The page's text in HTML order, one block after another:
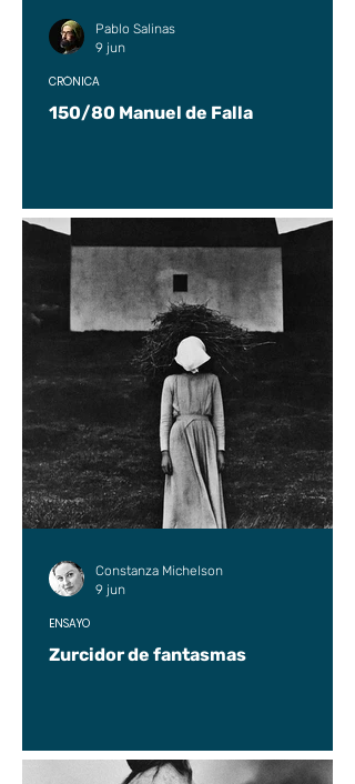
150/80 Manuel de Falla
CRÓNICA
Pablo Salinas
9 jun
Zurcidor de fantasmas
ENSAYO
Constanza Michelson
9 jun